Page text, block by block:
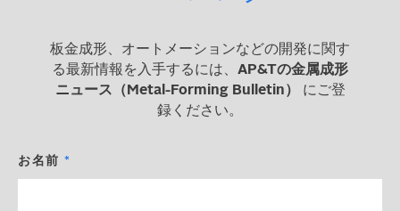
板金成形、オートメーションなどの開発に関す
る最新情報を入手するには、 AP&Tの金属成形
ニュース（Metal-Forming Bulletin）
にご登
録ください。
お名前